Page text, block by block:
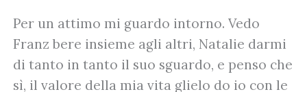
Per un attimo mi guardo intorno. Vedo
Franz bere insieme agli altri, Natalie darmi
di tanto in tanto il suo sguardo, e penso che
sì, il valore della mia vita glielo do io con le